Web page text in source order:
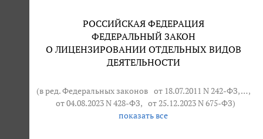
РОССИЙСКАЯ ФЕДЕРАЦИЯ
ФЕДЕРАЛЬНЫЙ ЗАКОН
О ЛИЦЕНЗИРОВАНИИ ОТДЕЛЬНЫХ ВИДОВ
ДЕЯТЕЛЬНОСТИ
(в ред. Федеральных законов от 18.07.2011 N 242-ФЗ, … ,
от 04.08.2023 N 428-ФЗ, от 25.12.2023 N 675-ФЗ)
показать все